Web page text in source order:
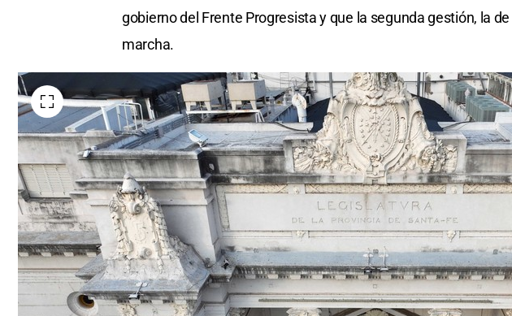
gobierno del Frente Progresista y que la segunda gestión, la de
marcha.